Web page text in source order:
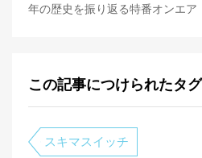
年の歴史を振り返る特番オンエア
この記事につけられたタグ
スキマスイッチ